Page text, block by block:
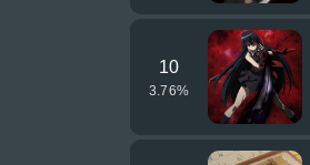
10
3.76%